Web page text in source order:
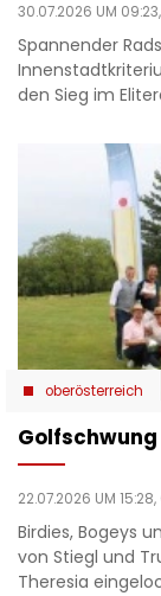
30.07.2026 UM 09:23,
Spannender
den Sieg im
oberösterreich
22.07.2026 UM 15:28,
Birdies, Bogeys
von Stiegl und
Theresia